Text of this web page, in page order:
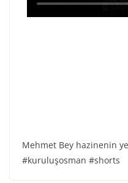
Mehmet Bey hazinenin
#kuruluşosman #shorts